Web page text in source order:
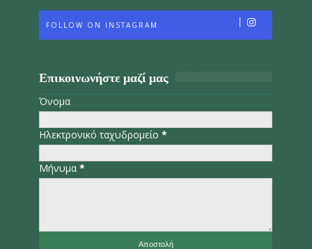
FOLLOW ON INSTAGRAM
Επικοινωνήστε μαζί μας
Όνομα
Ηλεκτρονικό ταχυδρομείο*
Μήνυμα*